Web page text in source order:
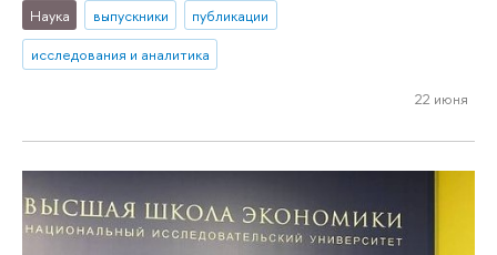
Наука выпускники
публикации
исследования и аналитика
22 июня